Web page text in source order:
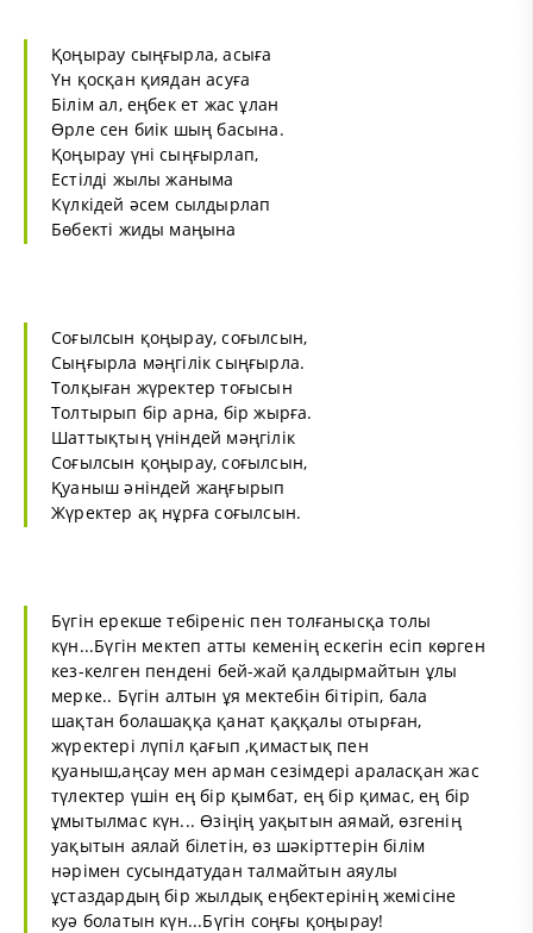
Қоңырау сыңғырла, асыға
Үн қосқан қиядан асуға
Білім ал, еңбек ет жас ұлан
Өрле сен биiк шың басына.
Қоңырау үні сыңғырлап,
Естілді жылы жаныма
Күлкідей әсем сылдырлап
Бөбекті жиды маңына
Соғылсын қоңырау, соғылсын,
Сыңғырла мәңгілік сыңғырла.
Толқыған жүректер тоғысын
Толтырып бір арна, бір жырға.
Шаттықтың үніндей мәңгілік
Соғылсын қоңырау, соғылсын,
Қуаныш әніндей жаңғырып
Жүректер ақ нұрға соғылсын.
Бүгін ерекше тебіреніс пен толғанысқа толы
күн...Бүгін мектеп атты кеменің ескегін есіп көрген
кез-келген пендені бей-жай қалдырмайтын ұлы
мерке.. Бүгін алтын ұя мектебін бітіріп, бала
шақтан болашаққа қанат қаққалы отырған,
жүректері лүпіл қағып ,қимастық пен
қуаныш,аңсау мен арман сезімдері араласқан жас
түлектер үшін ең бір қымбат, ең бір қимас, ең бір
ұмытылмас күн... Өзіңің уақытын аямай, өзгенің
уақытын аялай білетін, өз шәкірттерін білім
нәрімен сусындатудан талмайтын аяулы
ұстаздардың бір жылдық еңбектерінің жемісіне
куә болатын күн...Бүгін соңғы қоңырау!